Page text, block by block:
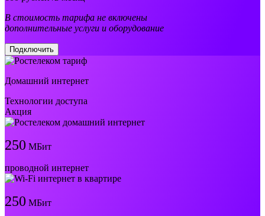
В стоимость тарифа не включены
дополнительные услуги и оборудование
Подключить
Домашний интернет
Технологии доступа
Акция
250 МБит
проводной интернет
250 МБит